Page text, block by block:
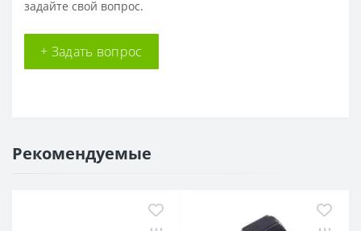
задайте свой вопрос.
+ Задать вопрос
Рекомендуемые